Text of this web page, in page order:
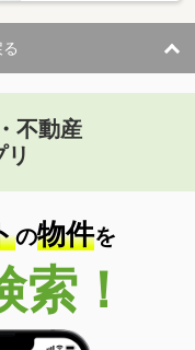
区島田本町１丁目
不動産
リ
の物件を
索！